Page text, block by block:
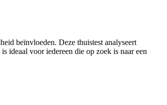
beïnvloeden. Deze thuistest analyseert
ideaal voor iedereen die op zoek is naar een